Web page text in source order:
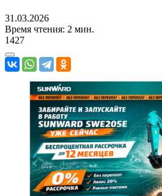
31.03.2026
Время чтения: 2 мин.
1427